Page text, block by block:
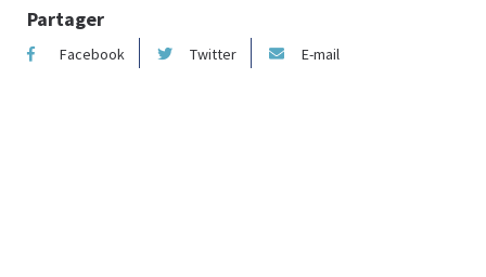
Partager
Facebook Twitter E-mail